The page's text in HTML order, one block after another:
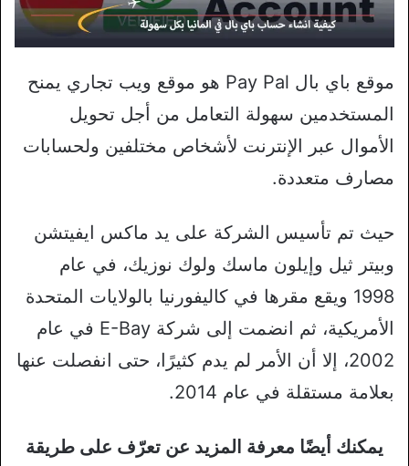
موقع باي بال Pay Pal هو موقع ويب تجاري يمنح
المستخدمين سهولة التعامل من أجل تحويل
الأموال عبر الإنترنت لأشخاص مختلفين ولحسابات
مصارف متعددة.
حيث تم تأسيس الشركة على يد ماكس ايفيتشن
وبيتر ثيل وإيلون ماسك ولوك نوزيك، في عام
1998 ويقع مقرها في كاليفورنيا بالولايات المتحدة
الأمريكية، ثم انضمت إلى شركة E-Bay في عام
2002، إلا أن الأمر لم يدم كثيرًا، حتى انفصلت عنها
بعلامة مستقلة في عام 2014.
يمكنك أيضًا معرفة المزيد عن تعرّف على طريقة